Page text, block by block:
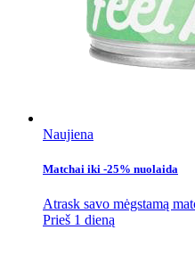
Naujiena
Matchai iki -25% nuolaida
Atrask savo mėgstamą
Prieš 1 dieną